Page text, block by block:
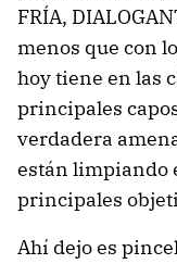
FRÍA,
menos que con
hoy tiene en las
principales
verdadera
están limpiando
principales
Ahí dejo es